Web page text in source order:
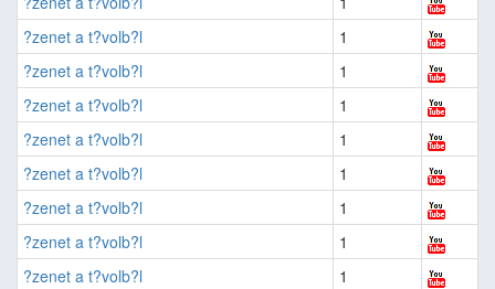
?zenet a t?volb?l
1
?zenet a t?volb?l
1
?zenet a t?volb?l
1
?zenet a t?volb?l
1
?zenet a t?volb?l
1
?zenet a t?volb?l
1
?zenet a t?volb?l
1
?zenet a t?volb?l
1